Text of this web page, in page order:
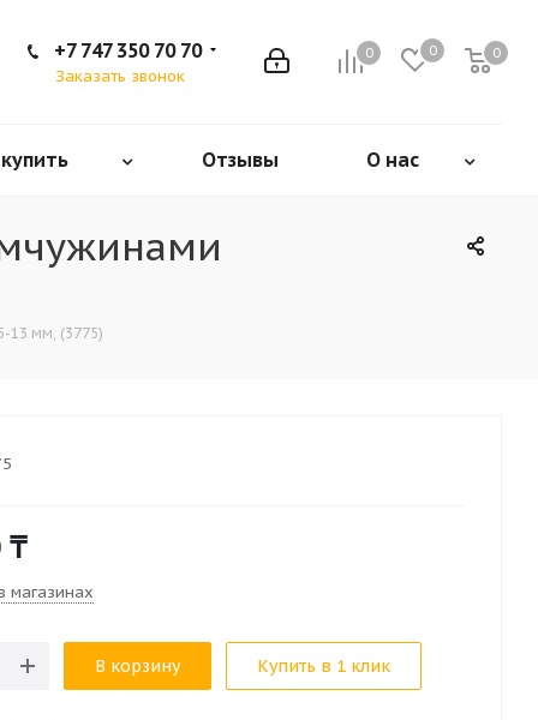
0 0 0
+7 747 350 70 70
Заказать звонок
Отзывы О нас
13 мм, (3775)
₸
магазинах
В корзину Купить в 1 клик